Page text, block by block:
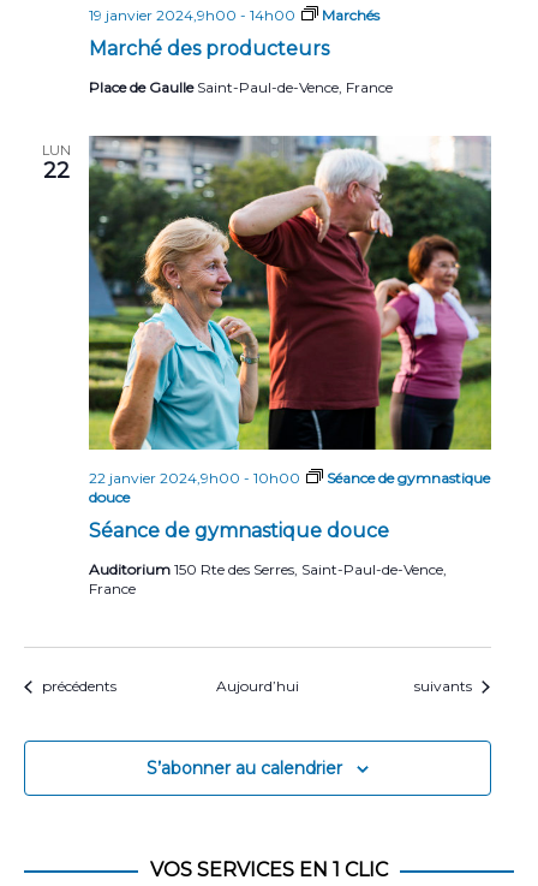
Marché des producteurs
19 janvier 2024,9h00 - 14h00 Marchés
Place de Gaulle Saint-Paul-de-Vence, France
LUN
22
Séance de gymnastique douce
22 janvier 2024,9h00 - 10h00
Séance de gymnastique
douce
Auditorium 150 Rte des Serres, Saint-Paul-de-Vence,
France
Évènements
précédents Aujourd’hui Évènements
suivants
S’abonner au calendrier
VOS SERVICES EN 1 CLIC